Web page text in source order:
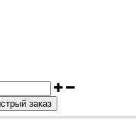
заказ